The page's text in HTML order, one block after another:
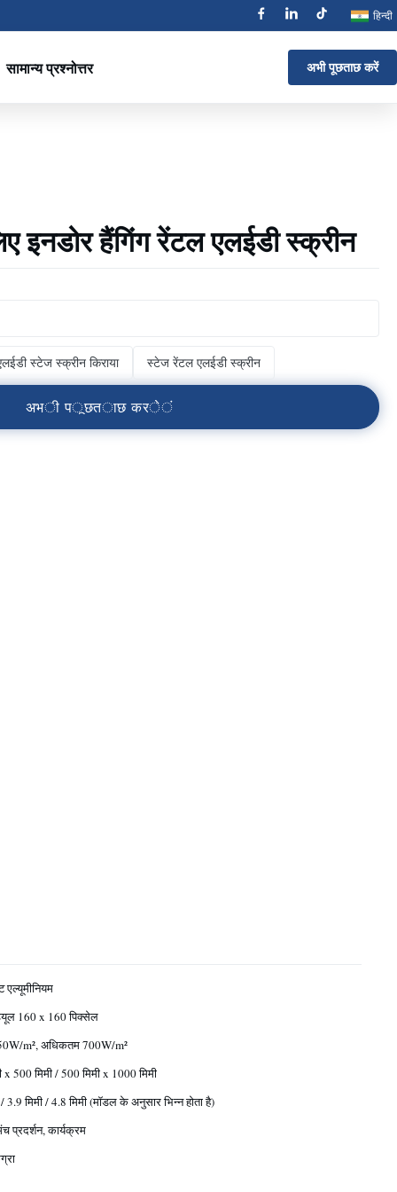
हिन्दी
सामान्य प्रश्नोत्तर अभी पूछताछ करें
इनडोर हैंगिंग रेंटल एलईडी स्क्रीन
स्टेज स्क्रीन किराया स्टेज रेंटल एलईडी स्क्रीन
अभी पूछताछ करें
एल्यूमीनियम
160 x 160 पिक्सेल
m², अधिकतम 700W/m²
x 500 मिमी / 500 मिमी x 1000 मिमी
3.9 मिमी / 4.8 मिमी (मॉडल के अनुसार भिन्न होता है)
प्रदर्शन, कार्यक्रम